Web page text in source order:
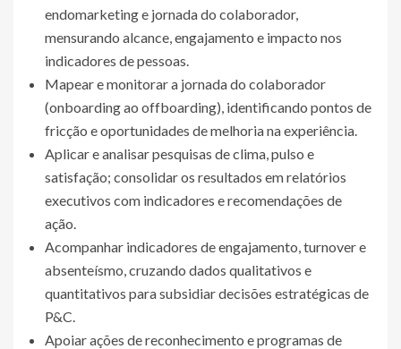
endomarketing e jornada do colaborador,
mensurando alcance, engajamento e impacto nos
indicadores de pessoas.
Mapear e monitorar a jornada do colaborador
(onboarding ao offboarding), identificando pontos de
fricção e oportunidades de melhoria na experiência.
Aplicar e analisar pesquisas de clima, pulso e
satisfação; consolidar os resultados em relatórios
executivos com indicadores e recomendações de
ação.
Acompanhar indicadores de engajamento, turnover e
absenteísmo, cruzando dados qualitativos e
quantitativos para subsidiar decisões estratégicas de
P&C.
Apoiar ações de reconhecimento e programas de